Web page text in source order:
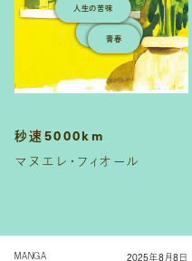
秒速5000km
マヌエレ・フィオール
試し読み
青春
人生の苦味
MANGA 2025年8月8日